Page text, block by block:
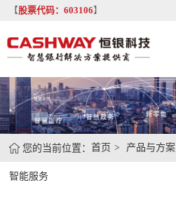
【股票代码：603106】
您的当前位置：首页 产品与方案
智能服务